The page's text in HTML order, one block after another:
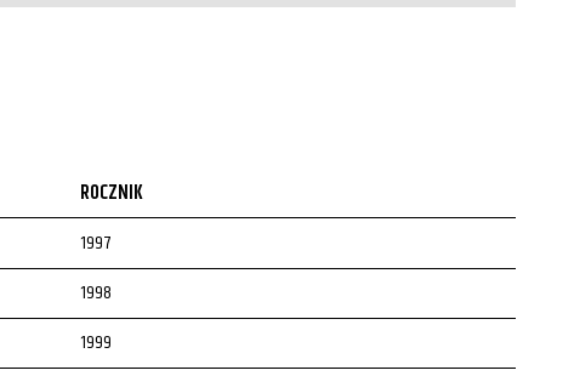
ROCZNIK
1997
1998
1999